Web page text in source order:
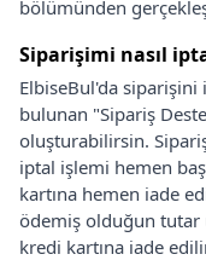
bölümünden
Siparişimi nasıl
ElbiseBul'da
bulunan "Sipariş
oluşturabilirsin.
iptal işlemi hemen
kartına hemen iade
ödemiş olduğun tutar
kredi kartına iade